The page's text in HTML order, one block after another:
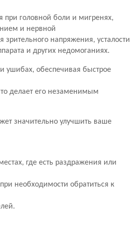
при головной боли и мигренях,
и нервной
зрительного напряжения, усталости
и других недомоганиях.
ушибах, обеспечивая быстрое
делает его незаменимым
значительно улучшить ваше
где есть раздражения или
необходимости обратиться к